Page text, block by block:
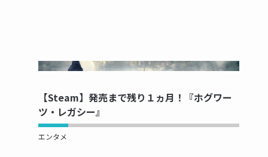
NOW PRINTING...
【Steam】発売まで残り１ヵ月！『ホグワー
ツ・レガシー』
エンタメ